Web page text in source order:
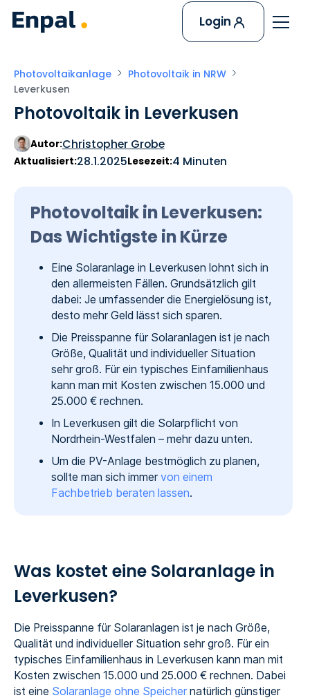
Login
Photovoltaikanlage
Photovoltaik in NRW
Leverkusen
Photovoltaik in Leverkusen
Autor:Christopher Grobe
Aktualisiert:28.1.2025Lesezeit:4 Minuten
Photovoltaik in Leverkusen:
Das Wichtigste in Kürze
Eine Solaranlage in Leverkusen lohnt sich in
den allermeisten Fällen. Grundsätzlich gilt
dabei: Je umfassender die Energielösung ist,
desto mehr Geld lässt sich sparen.
Die Preisspanne für Solaranlagen ist je nach
Größe, Qualität und individueller Situation
sehr groß. Für ein typisches Einfamilienhaus
kann man mit Kosten zwischen 15.000 und
25.000 € rechnen.
In Leverkusen gilt die Solarpflicht von
Nordrhein-Westfalen – mehr dazu unten.
Um die PV-Anlage bestmöglich zu planen,
sollte man sich immer von einem
Fachbetrieb beraten lassen.
Was kostet eine Solaranlage in
Leverkusen?
Die Preisspanne für Solaranlagen ist je nach Größe,
Qualität und individueller Situation sehr groß. Für ein
typisches Einfamilienhaus in Leverkusen kann man mit
Kosten zwischen 15.000 und 25.000 € rechnen. Dabei
ist eine Solaranlage ohne Speichernatürlich günstiger